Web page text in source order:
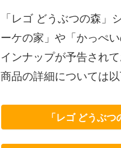
「レゴ どうぶつの森
ーケの家」や「かっぺ
インナップが予告され
商品の詳細については
「レゴ どうぶ